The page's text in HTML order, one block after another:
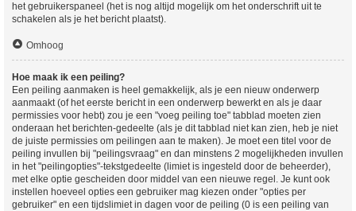
het gebruikerspaneel (het is nog altijd mogelijk om het onderschrift uit te
schakelen als je het bericht plaatst).
Omhoog
Hoe maak ik een peiling?
Een peiling aanmaken is heel gemakkelijk, als je een nieuw onderwerp
aanmaakt (of het eerste bericht in een onderwerp bewerkt en als je daar
permissies voor hebt) zou je een "voeg peiling toe" tabblad moeten zien
onderaan het berichten-gedeelte (als je dit tabblad niet kan zien, heb je niet
de juiste permissies om peilingen aan te maken). Je moet een titel voor de
peiling invullen bij "peilingsvraag" en dan minstens 2 mogelijkheden invullen
in het "peilingopties"-tekstgedeelte (limiet is ingesteld door de beheerder),
met elke optie gescheiden door middel van een nieuwe regel. Je kunt ook
instellen hoeveel opties een gebruiker mag kiezen onder "opties per
gebruiker" en een tijdslimiet in dagen voor de peiling (0 is een peiling van